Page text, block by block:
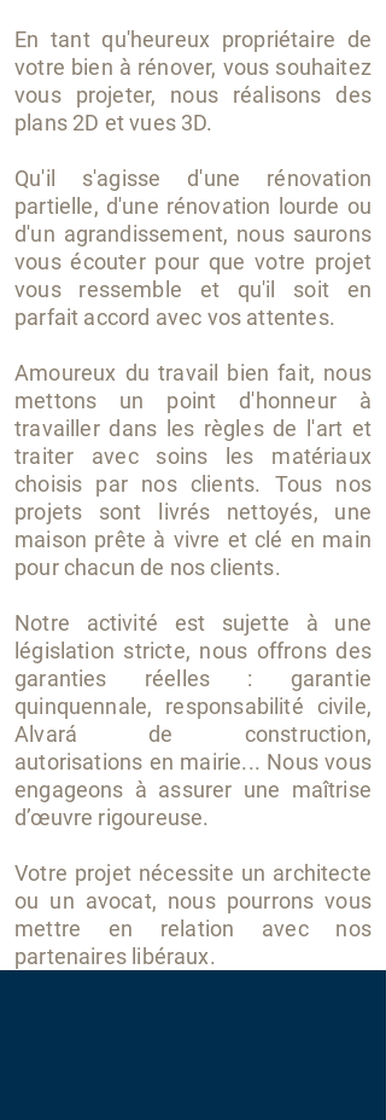
En tant qu'heureux propriétaire de
votre bien à rénover, vous souhaitez
vous projeter, nous réalisons des
plans 2D et vues 3D.
Qu'il s'agisse d'une rénovation
partielle, d'une rénovation lourde ou
d'un agrandissement, nous saurons
vous écouter pour que votre projet
vous ressemble et qu'il soit en
parfait accord avec vos attentes.
Amoureux du travail bien fait, nous
mettons un point d'honneur à
travailler dans les règles de l'art et
traiter avec soins les matériaux
choisis par nos clients. Tous nos
projets sont livrés nettoyés, une
maison prête à vivre et clé en main
pour chacun de nos clients.
Notre activité est sujette à une
législation stricte, nous offrons des
garanties réelles : garantie
quinquennale, responsabilité civile,
Alvará de construction,
autorisations en mairie... Nous vous
engageons à assurer une maîtrise
d’œuvre rigoureuse.
Votre projet nécessite un architecte
ou un avocat, nous pourrons vous
mettre en relation avec nos
partenaires libéraux.